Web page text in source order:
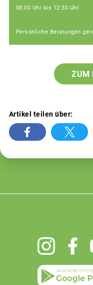
08:00 Uhr bis 12:30 Uhr
Persönliche Beratungen
ZUM
Artikel teilen über: